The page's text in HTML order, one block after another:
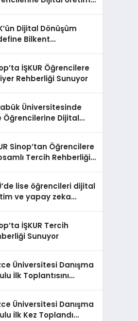
Dijital Dönüşüm
Bilkent
İŞKUR Öğrencilere
Rehberliği Sunuyor
Üniversitesinde
Öğrencilerine Dijital
Sinop’tan Öğrencilere
Tercih Rehberliği
lise öğrencileri dijital
ve yapay zeka
İŞKUR Tercih
Sunuyor
Üniversitesi Danışma
İlk Toplantısını
Üniversitesi Danışma
İlk Kez Toplandı